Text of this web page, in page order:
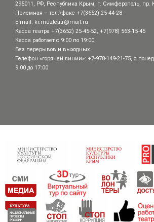
295011, РФ, Республика Крым, г. Симферополь, пр.
Приемная – тел.\факс +7(3652) 25-44-28
E-mail: kr.muzteatr@mail.ru
Касса театра +7(3652) 25-45-52, +7(978) 563-15-45
Касса работает с 9:00 по 19:00
Без перерывов и выходных
Телефон «горячей линии»: +7-978-149-21-75, с
9:00 до 17:00